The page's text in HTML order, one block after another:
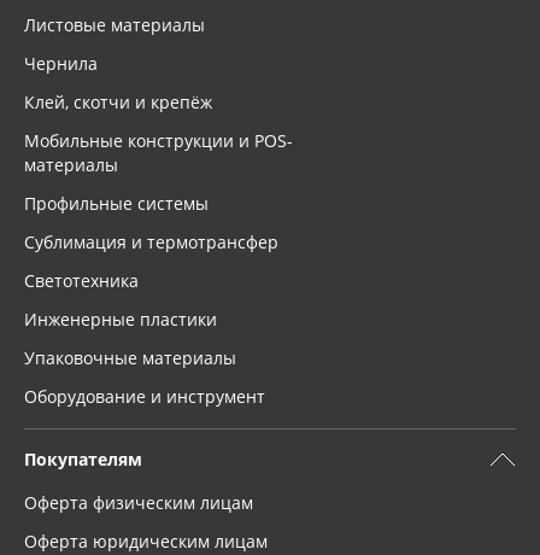
Листовые материалы
Чернила
Клей, скотчи и крепёж
Мобильные конструкции и POS-
материалы
Профильные системы
Сублимация и термотрансфер
Светотехника
Инженерные пластики
Упаковочные материалы
Оборудование и инструмент
Покупателям
Оферта физическим лицам
Оферта юридическим лицам